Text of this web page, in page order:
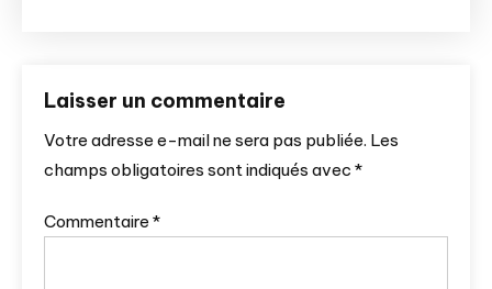
Laisser un commentaire
Votre adresse e-mail ne sera pas publiée. Les
champs obligatoires sont indiqués avec *
Commentaire *